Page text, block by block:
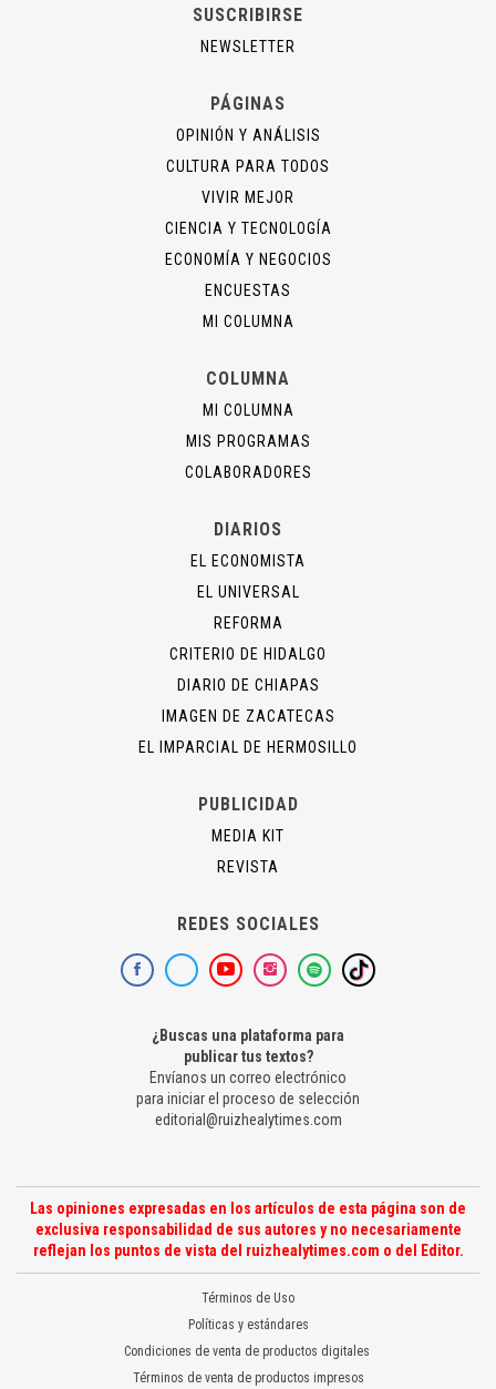
SUSCRIBIRSE
NEWSLETTER
PÁGINAS
OPINIÓN Y ANÁLISIS
CULTURA PARA TODOS
VIVIR MEJOR
CIENCIA Y TECNOLOGÍA
ECONOMÍA Y NEGOCIOS
ENCUESTAS
MI COLUMNA
COLUMNA
MI COLUMNA
MIS PROGRAMAS
COLABORADORES
DIARIOS
EL ECONOMISTA
EL UNIVERSAL
REFORMA
CRITERIO DE HIDALGO
DIARIO DE CHIAPAS
IMAGEN DE ZACATECAS
EL IMPARCIAL DE HERMOSILLO
PUBLICIDAD
MEDIA KIT
REVISTA
REDES SOCIALES
¿Buscas una plataforma para
publicar tus textos?
Envíanos un correo electrónico
para iniciar el proceso de selección
editorial@ruizhealytimes.com
Las opiniones expresadas en los artículos de esta página son de
exclusiva responsabilidad de sus autores y no necesariamente
reflejan los puntos de vista del ruizhealytimes.com o del Editor.
Términos de Uso
Políticas y estándares
Condiciones de venta de productos digitales
Términos de venta de productos impresos